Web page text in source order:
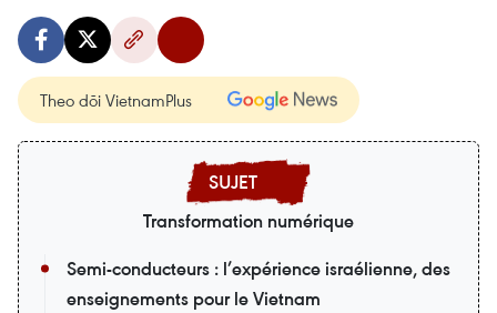
Theo dõi VietnamPlus
Transformation numérique
Semi-conducteurs : l’expérience israélienne, des
enseignements pour le Vietnam